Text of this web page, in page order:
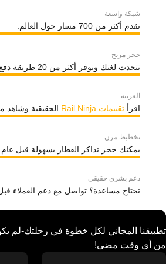
شبكة واسعة
نقدم أكثر من 700 مسار حول العالم.
حجز مريح
نتحدث لغتك ونوفر أكثر من 20 طريقة دفع.
العربية
اقرأتقييمات Rail Ninja الحقيقية وشاهد
تخطيط مرن
يمكنك حجز تذاكر القطار بسهولة قبل عام
دعم بشري حقيقي
تحتاج مساعدة؟ تواصل مع دعم العملاء قبل
تطبيقنا المجاني لكل خطوة في رحلتك-لم
من أي وقت مضى!